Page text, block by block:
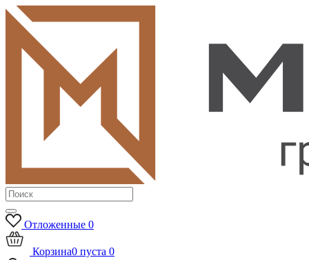
Отложенные 0
Корзина0 пуста 0